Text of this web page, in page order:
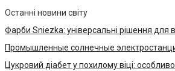
Останні новини світу
Фарби Sniezka: універсальні рішення для
Промышленные солнечные
Цукровий діабет у похилому віці: